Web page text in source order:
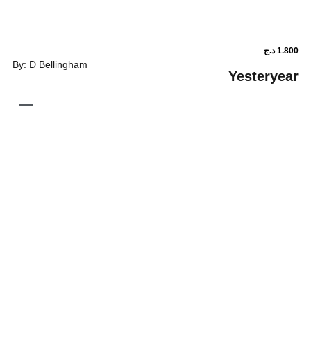
By: D Bellingham